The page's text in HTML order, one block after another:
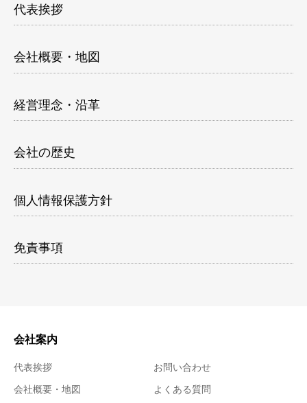
代表挨拶
会社概要・地図
経営理念・沿革
会社の歴史
個人情報保護方針
免責事項
会社案内
代表挨拶
会社概要・地図
お問い合わせ
よくある質問